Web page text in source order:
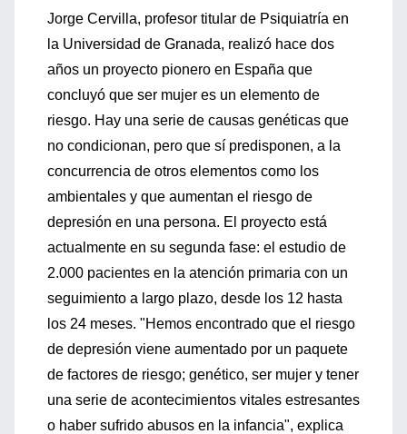
Jorge Cervilla, profesor titular de Psiquiatría en
la Universidad de Granada, realizó hace dos
años un proyecto pionero en España que
concluyó que ser mujer es un elemento de
riesgo. Hay una serie de causas genéticas que
no condicionan, pero que sí predisponen, a la
concurrencia de otros elementos como los
ambientales y que aumentan el riesgo de
depresión en una persona. El proyecto está
actualmente en su segunda fase: el estudio de
2.000 pacientes en la atención primaria con un
seguimiento a largo plazo, desde los 12 hasta
los 24 meses. "Hemos encontrado que el riesgo
de depresión viene aumentado por un paquete
de factores de riesgo; genético, ser mujer y tener
una serie de acontecimientos vitales estresantes
o haber sufrido abusos en la infancia", explica